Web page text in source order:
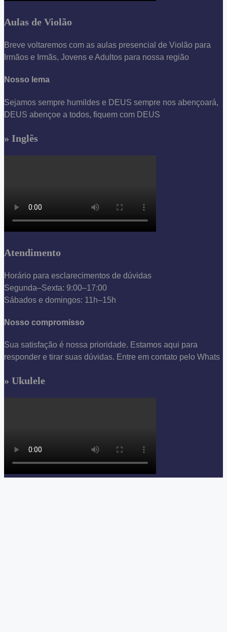
Aulas de Violão
Breve voltaremos com as aulas presencial de Violão para
Irmãos e Irmãs, Jovens e Adultos para nossa região
Nosso lema
Sejamos sempre humildes e DEUS sempre nos abençoará,
DEUS abençoe a todos, fiquem com DEUS
» Inglês
Atendimento
Horário para esclarecimentos de dúvidas
Segunda–Sexta: 9:00–17:00
Sábados e domingos: 11h–15h
Nosso compromisso
Sua satisfação é nossa prioridade. Estamos aqui para
responder e tirar suas dúvidas. Entre em contato pelo Whats
» Ukulele